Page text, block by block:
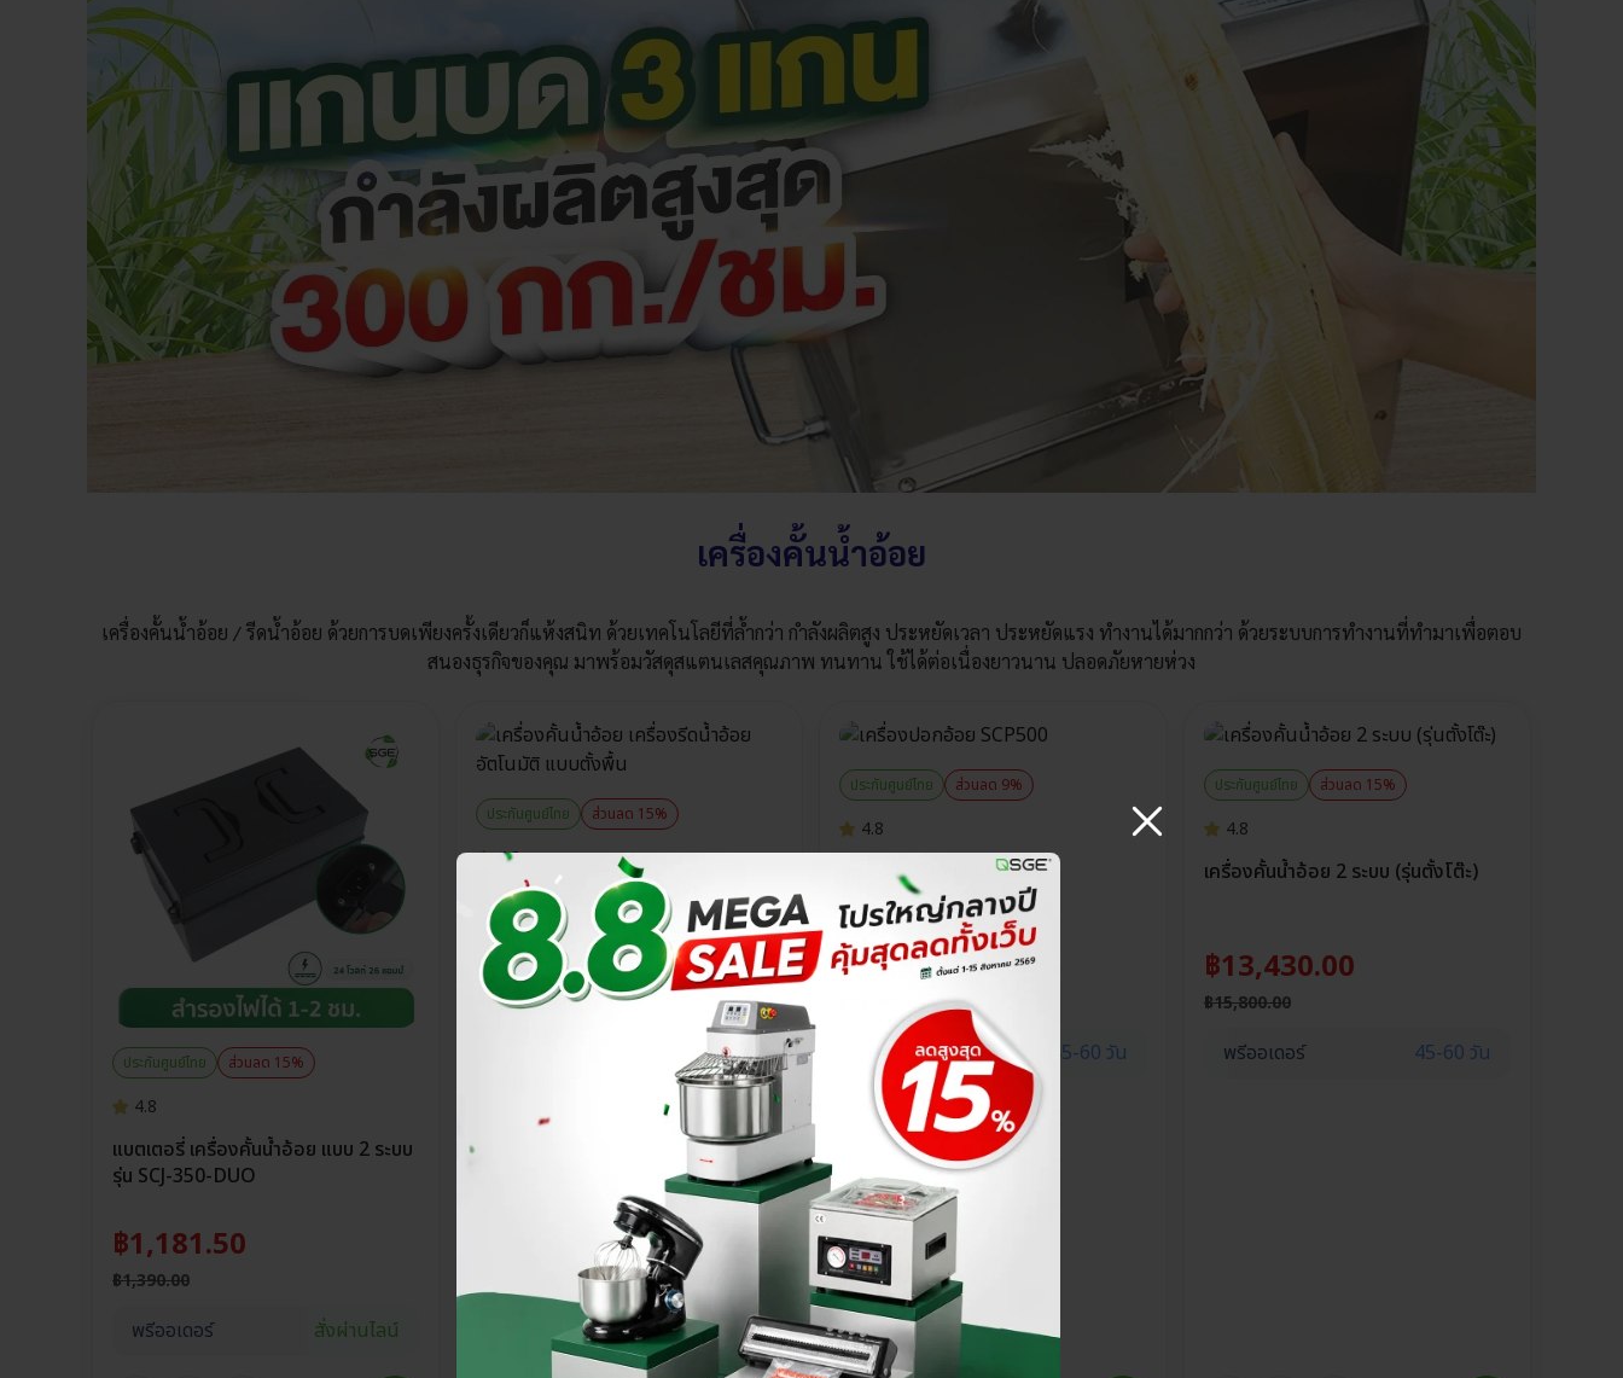
เครื่องคั้นน้ำอ้อย
เครื่องคั้นน้ำอ้อย / รีดน้ำอ้อย ด้วยการบดเพียงครั้งเดียวก็แห้งสนิท ด้วยเทคโนโลยีที่ล้ำกว่า กำลังผลิตสูง ประหยัดเวลา ประหยัดแรง ทำงานได้มากกว่า ด้วยระบบการทำงานที่ทำมาเพื่อตอบ
สนองธุรกิจของคุณ มาพร้อมวัสดุสแตนเลสคุณภาพ ทนทาน ใช้ได้ต่อเนื่องยาวนาน ปลอดภัยหายห่วง
ประกันศูนย์ไทย ส่วนลด 15%
4.8
แบตเตอรี่ เครื่องคั้นน้ำอ้อย แบบ 2 ระบบ
รุ่น SCJ-350-DUO
฿1,181.50
฿1,390.00
พรีออเดอร์ สั่งผ่านไลน์
ประกันศูนย์ไทย ส่วนลด 15%
4.8
เครื่องคั้นน้ำอ้อย เครื่องรีดน้ำอ้อย
อัตโนมัติ แบบตั้งพื้น
฿14,441.50
45-60 วัน
ประกันศูนย์ไทย ส่วนลด 9%
4.8
เครื่องปอกอ้อย SCP500
฿28,900.00
31,900.00
พรีออเดอร์ 45-60 วัน
ประกันศูนย์ไทย ส่วนลด 15%
4.8
เครื่องคั้นน้ำอ้อย 2 ระบบ (รุ่นตั้งโต๊ะ)
฿13,430.00
฿15,800.00
พรีออเดอร์ 45-60 วัน